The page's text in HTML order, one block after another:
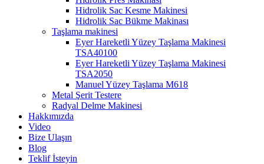
Hidrolik Sac Kesme Makinesi
Hidrolik Sac Bükme Makinası
Taşlama makinesi
Eyer Hareketli Yüzey Taşlama Makinesi
TSA40100
Eyer Hareketli Yüzey Taşlama Makinesi
TSA2050
Manuel Yüzey Taşlama M618
Metal Şerit Testere
Radyal Delme Makinesi
Hakkımızda
Video
Bize Ulaşın
Blog
Teklif İsteyin